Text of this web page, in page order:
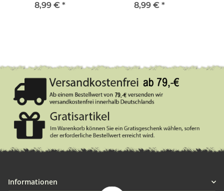
8,99 € *
8,99 € *
Informationen